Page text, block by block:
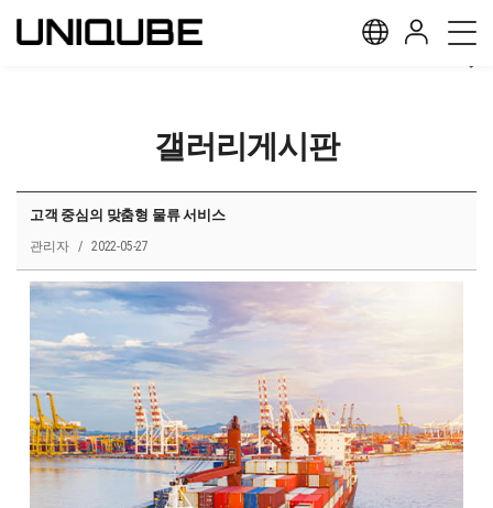
갤러리게시판
고객 중심의 맞춤형 물류 서비스
관리자 / 2022-05-27